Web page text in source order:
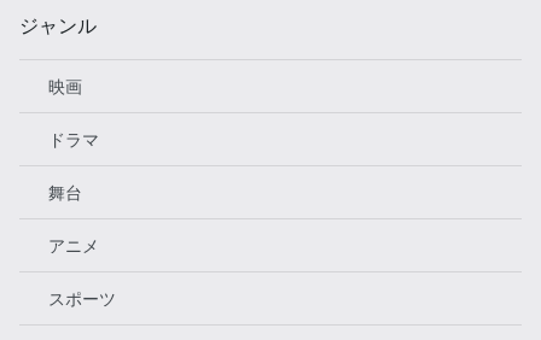
ジャンル
映画
ドラマ
舞台
アニメ
スポーツ